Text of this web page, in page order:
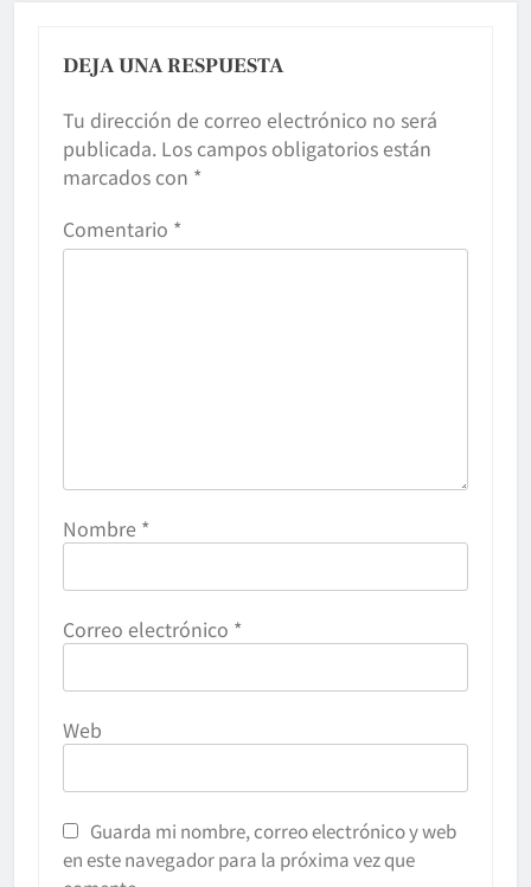
DEJA UNA RESPUESTA
Tu dirección de correo electrónico no será
publicada. Los campos obligatorios están
marcados con *
Comentario *
Nombre *
Correo electrónico *
Web
Guarda mi nombre, correo electrónico y web
en este navegador para la próxima vez que